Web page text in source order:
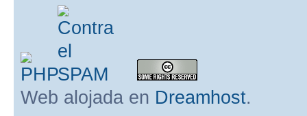
Web alojada en Dreamhost.